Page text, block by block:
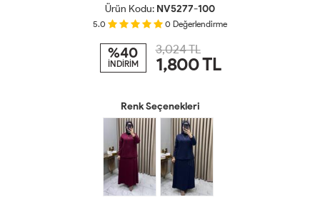
Ürün Kodu: NV5277-100
5.0 0 Değerlendirme
%40
İNDİRİM
3,024 TL
1,800TL
Renk Seçenekleri